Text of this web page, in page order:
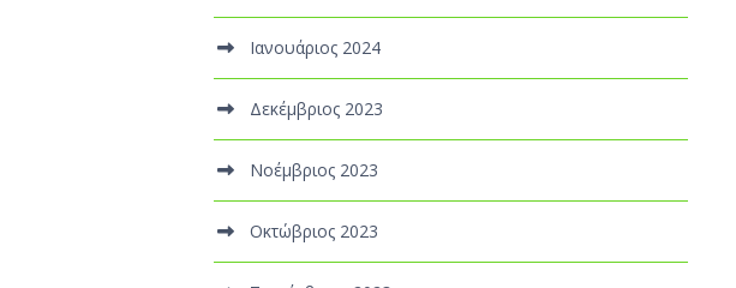
Ιανουάριος 2024
Δεκέμβριος 2023
Νοέμβριος 2023
Οκτώβριος 2023